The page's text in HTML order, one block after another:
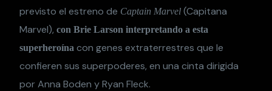
previsto el estreno de Captain Marvel (Capitana
Marvel),con Brie Larson interpretando a esta
superheroína con genes extraterrestres que le
confieren sus superpoderes, en una cinta dirigida
por Anna Boden y Ryan Fleck.